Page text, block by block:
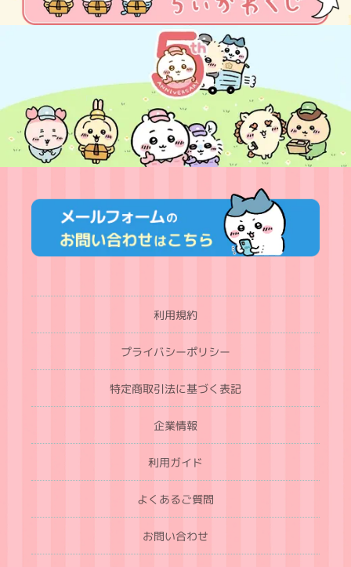
利用規約
プライバシーポリシー
特定商取引法に基づく表記
企業情報
利用ガイド
よくあるご質問
お問い合わせ